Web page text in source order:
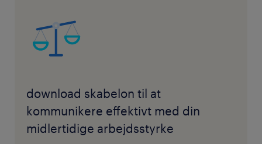
download skabelon til at
kommunikere effektivt med din
midlertidige arbejdsstyrke